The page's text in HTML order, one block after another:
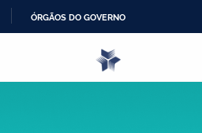
ÓRGÃOS DO GOVERNO